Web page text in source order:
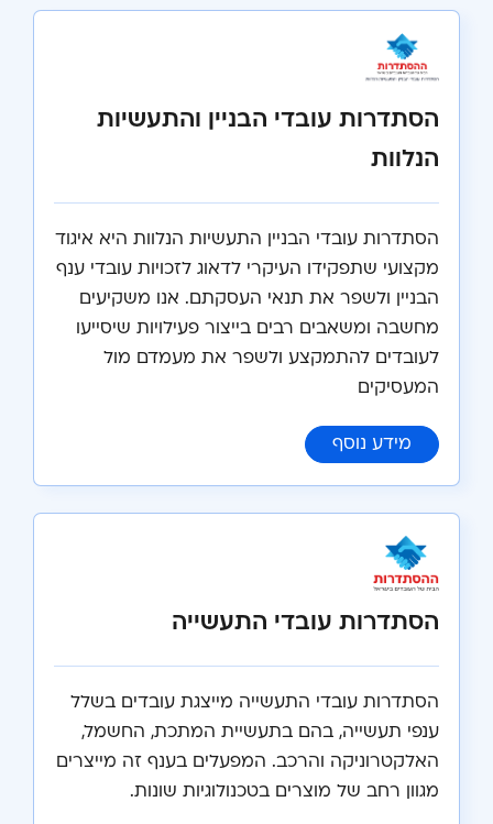
הסתדרות עובדי הבניין והתעשיות
הנלוות
הסתדרות עובדי הבניין התעשיות הנלוות היא איגוד
מקצועי שתפקידו העיקרי לדאוג לזכויות עובדי ענף
הבניין ולשפר את תנאי העסקתם. אנו משקיעים
מחשבה ומשאבים רבים בייצור פעילויות שיסייעו
לעובדים להתמקצע ולשפר את מעמדם מול
המעסיקים
מידע נוסף
: הסתדרות עובדי הבניין והתעשיות הנלוות
הסתדרות עובדי התעשייה
הסתדרות עובדי התעשייה מייצגת עובדים בשלל
ענפי תעשייה, בהם בתעשיית המתכת, החשמל,
האלקטרוניקה והרכב. המפעלים בענף זה מייצרים
מגוון רחב של מוצרים בטכנולוגיות שונות.